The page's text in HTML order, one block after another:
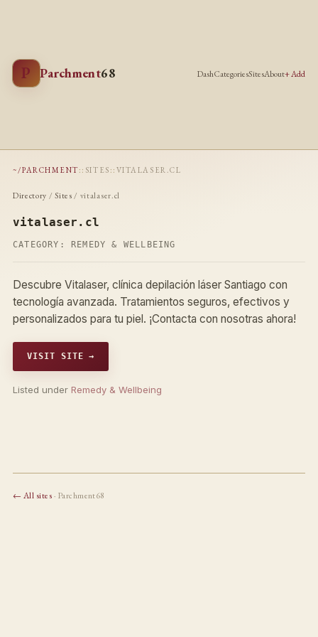
P Parchment68 DashCategoriesSitesAbout+ Add
~/PARCHMENT :: SITES :: VITALASER.CL
Directory /Sites / vitalaser.cl
vitalaser.cl
CATEGORY: REMEDY & WELLBEING
Descubre Vitalaser, clínica depilación láser Santiago con
tecnología avanzada. Tratamientos seguros, efectivos y
personalizados para tu piel. ¡Contacta con nosotras ahora!
VISIT SITE →
Listed under Remedy & Wellbeing
← All sites· Parchment68